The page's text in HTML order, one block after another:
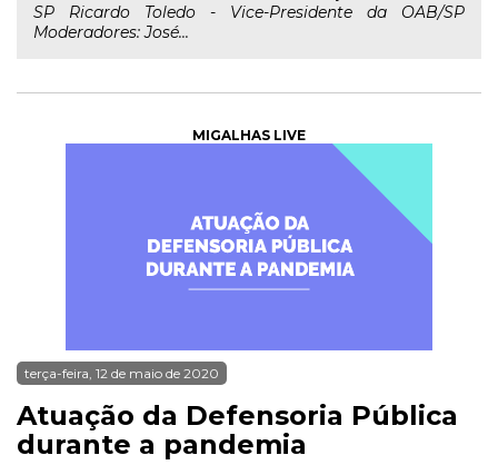
SP Ricardo Toledo - Vice-Presidente da OAB/SP
Moderadores: José...
MIGALHAS LIVE
terça-feira, 12 de maio de 2020
Atuação da Defensoria Pública
durante a pandemia